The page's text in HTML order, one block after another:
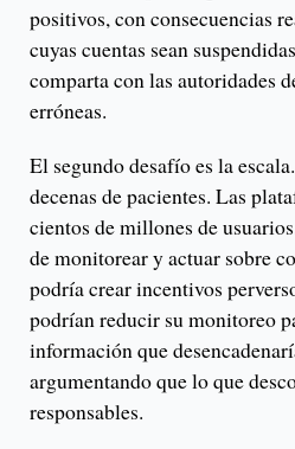
positivos, con consecuencias
cuyas cuentas sean
comparta con las autoridades
erróneas.
El segundo desafío es la
decenas de pacientes. Las
cientos de millones de
de monitorear y actuar sobre
podría crear incentivos
podrían reducir su monitoreo
información que
argumentando que lo que
responsables.